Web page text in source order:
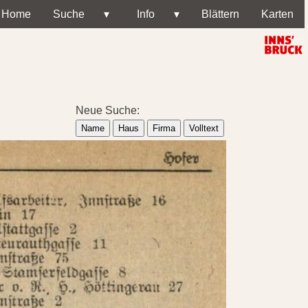
Home Suche ▾ Info ▾ Blättern Karten
Neue Suche:
Name Haus Firma Volltext